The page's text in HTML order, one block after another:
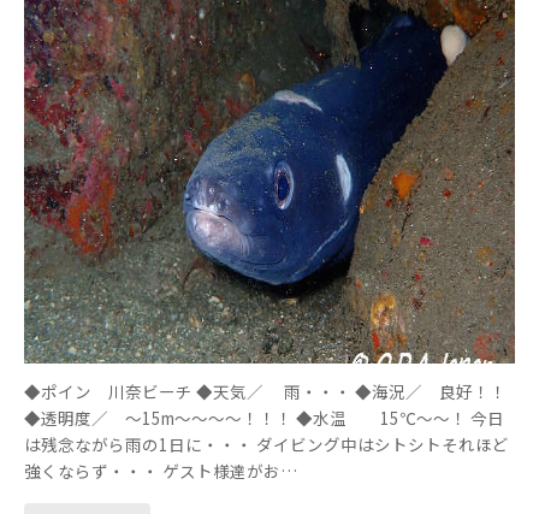
◆ポイン 川奈ビーチ ◆天気／ 雨・・・ ◆海況／ 良好！！
◆透明度／ ～15m～～～～！！！ ◆水温 15℃～～！ 今日
は残念ながら雨の1日に・・・ ダイビング中はシトシトそれほど
強くならず・・・ ゲスト様達がお…